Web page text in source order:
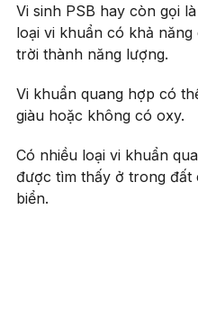
Vi sinh PSB hay còn gọi
loại vi khuẩn có khả
trời thành năng lượng.
Vi khuẩn quang hợp có
giàu hoặc không có oxy.
Có nhiều loại vi khuẩn
được tìm thấy ở trong
biển.